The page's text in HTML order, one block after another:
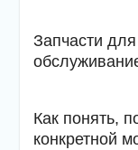
Запчасти
Как понять,
конкретной